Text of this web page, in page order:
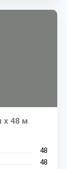
х 48 м
48
48